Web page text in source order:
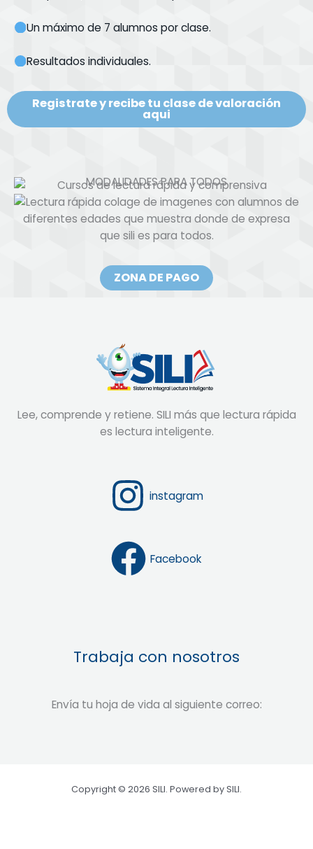
Un máximo de 7 alumnos por clase.
Resultados individuales.
Registrate y recibe tu clase de valoración
aqui
MODALIDADES PARA TODOS
ZONA DE PAGO
Lee, comprende y retiene. SILI más que lectura rápida
es lectura inteligente.
instagram
Facebook
Trabaja con nosotros
Envía tu hoja de vida al siguiente correo:
Copyright © 2026 SILI. Powered by SILI.